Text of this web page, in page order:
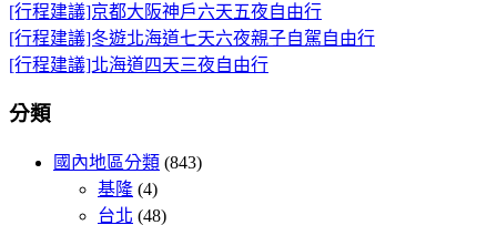
[行程建議]京都大阪神戶六天五夜自由行
[行程建議]冬遊北海道七天六夜親子自駕自由行
[行程建議]北海道四天三夜自由行
分類
國內地區分類 (843)
基隆 (4)
台北 (48)